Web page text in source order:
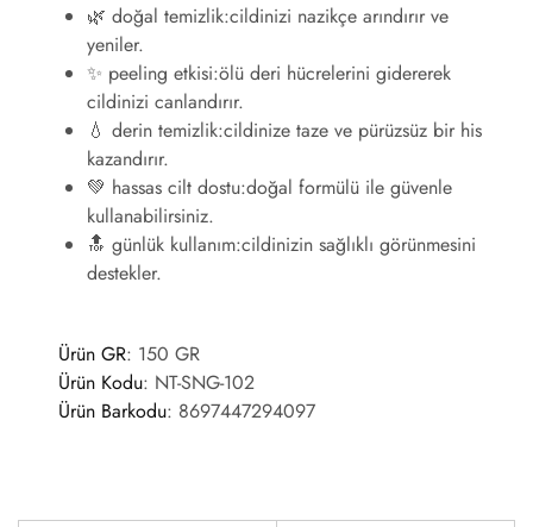
🌿 doğal temizlik:cildinizi nazikçe arındırır ve
yeniler.
✨ peeling etkisi:ölü deri hücrelerini gidererek
cildinizi canlandırır.
💧 derin temizlik:cildinize taze ve pürüzsüz bir his
kazandırır.
💚 hassas cilt dostu:doğal formülü ile güvenle
kullanabilirsiniz.
🔝 günlük kullanım:cildinizin sağlıklı görünmesini
destekler.
Ürün GR: 150 GR
Ürün Kodu: NT-SNG-102
Ürün Barkodu: 8697447294097